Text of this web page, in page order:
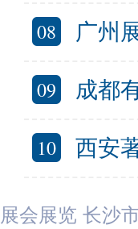
08 广州
09 成都有
10 西安著
展会展览 长沙